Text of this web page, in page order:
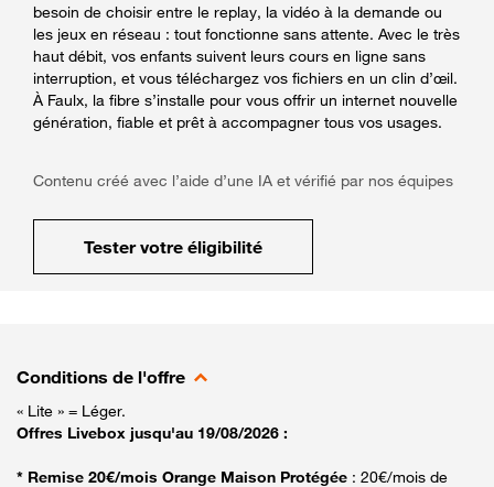
besoin de choisir entre le replay, la vidéo à la demande ou
les jeux en réseau : tout fonctionne sans attente. Avec le très
haut débit, vos enfants suivent leurs cours en ligne sans
interruption, et vous téléchargez vos fichiers en un clin d’œil.
À Faulx, la fibre s’installe pour vous offrir un internet nouvelle
génération, fiable et prêt à accompagner tous vos usages.
Contenu créé avec l’aide d’une IA et vérifié par nos équipes
Tester votre éligibilité
Conditions de l'offre
« Lite » = Léger.
Offres Livebox jusqu'au 19/08/2026 :
* Remise 20€/mois Orange Maison Protégée : 20€/mois de